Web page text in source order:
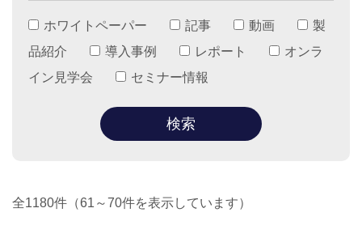
ホワイトペーパー 記事 動画
製
品紹介
導入事例 レポート
オンラ
イン見学会
セミナー情報
全1180件（61～70件を表示しています）